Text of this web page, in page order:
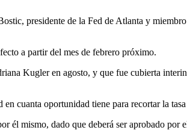
presidente de la Fed de Atlanta y
a partir del mes de febrero próximo.
Kugler en agosto, y que fue cubierta
cuanta oportunidad tiene para recortar la tasa
él mismo, dado que deberá ser aprobado